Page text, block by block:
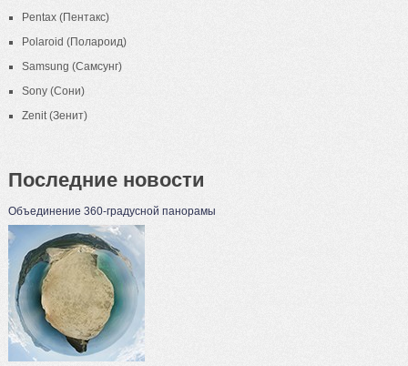
Pentax (Пентакс)
Polaroid (Полароид)
Samsung (Самсунг)
Sony (Сони)
Zenit (Зенит)
Последние новости
Объединение 360-градусной панорамы